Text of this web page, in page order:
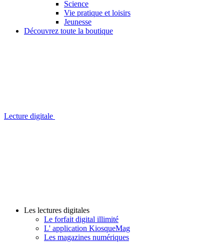
Science
Vie pratique et loisirs
Jeunesse
Découvrez toute la boutique
Lecture digitale
Les lectures digitales
Le forfait digital illimité
L' application KiosqueMag
Les magazines numériques